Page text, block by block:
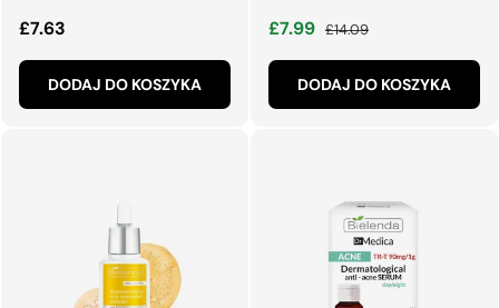
Normalna cena
£7.63
DODAJ DO KOSZYKA
Cena wyprzedaży
£7.99 Normalna cena
£14.09
DODAJ DO KOSZYKA